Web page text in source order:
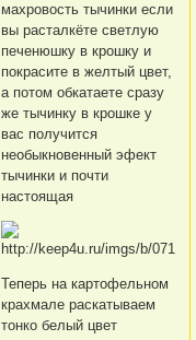
махровость тычинки если
вы расталкёте светлую
печенюшку в крошку и
покрасите в желтый цвет,
а потом обкатаете сразу
же тычинку в крошке у
вас получится
необыкновенный эфект
тычинки и почти
настоящая
Теперь на картофельном
крахмале раскатываем
тонко белый цвет